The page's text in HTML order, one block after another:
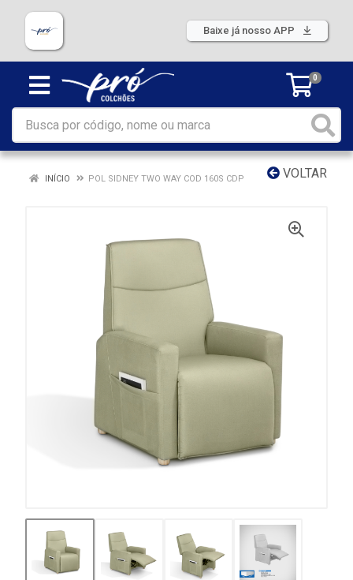
Baixe já nosso APP
0
VOLTAR
INÍCIO POL SIDNEY TWO WAY COD 160S CDP